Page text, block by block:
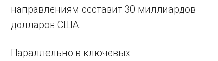
направлениям составит 30 миллиардов
долларов США.
Параллельно в ключевых